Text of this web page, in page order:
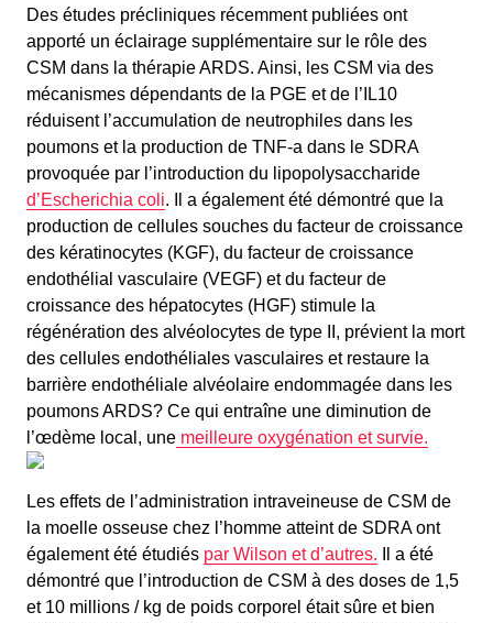
Des études précliniques récemment publiées ont
apporté un éclairage supplémentaire sur le rôle des
CSM dans la thérapie ARDS. Ainsi, les CSM via des
mécanismes dépendants de la PGE et de l’IL10
réduisent l’accumulation de neutrophiles dans les
poumons et la production de TNF-a dans le SDRA
provoquée par l’introduction du lipopolysaccharide
d’Escherichia coli. Il a également été démontré que la
production de cellules souches du facteur de croissance
des kératinocytes (KGF), du facteur de croissance
endothélial vasculaire (VEGF) et du facteur de
croissance des hépatocytes (HGF) stimule la
régénération des alvéolocytes de type II, prévient la mort
des cellules endothéliales vasculaires et restaure la
barrière endothéliale alvéolaire endommagée dans les
poumons ARDS? Ce qui entraîne une diminution de
l’œdème local, une meilleure oxygénation et survie.
Les effets de l’administration intraveineuse de CSM de
la moelle osseuse chez l’homme atteint de SDRA ont
également été étudiés par Wilson et d’autres. Il a été
démontré que l’introduction de CSM à des doses de 1,5
et 10 millions / kg de poids corporel était sûre et bien